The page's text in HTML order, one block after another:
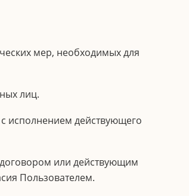
мер, необходимых для
лиц.
исполнением действующего
или действующим
Пользователем.